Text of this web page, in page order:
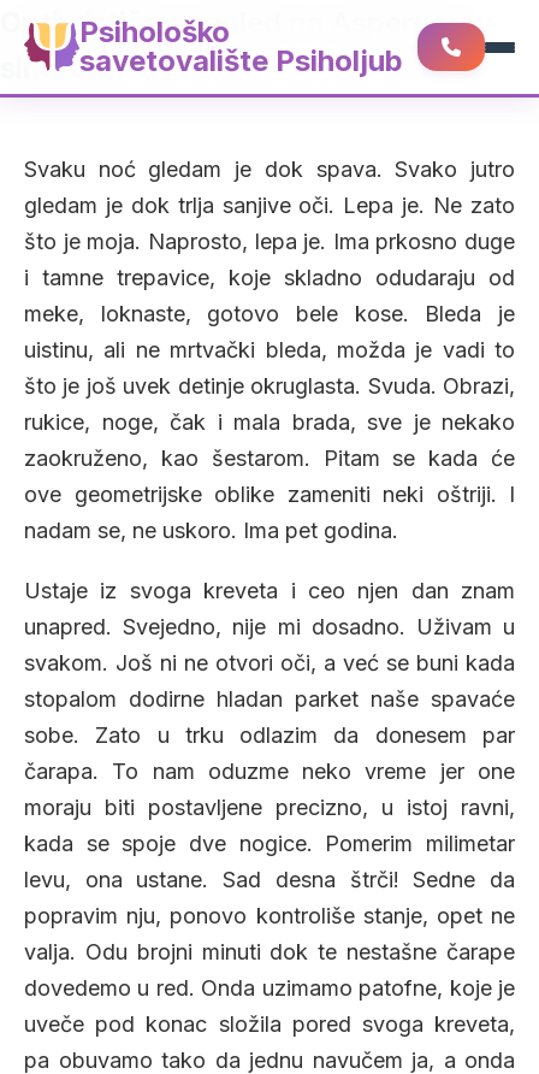
Psihološko
savetovalište Psiholjub
Optimističan pogled na Aspergerov
sindrom
Svaku noć gledam je dok spava. Svako jutro
gledam je dok trlja sanjive oči. Lepa je. Ne zato
što je moja. Naprosto, lepa je. Ima prkosno duge
i tamne trepavice, koje skladno odudaraju od
meke, loknaste, gotovo bele kose. Bleda je
uistinu, ali ne mrtvački bleda, možda je vadi to
što je još uvek detinje okruglasta. Svuda. Obrazi,
rukice, noge, čak i mala brada, sve je nekako
zaokruženo, kao šestarom. Pitam se kada će
ove geometrijske oblike zameniti neki oštriji. I
nadam se, ne uskoro. Ima pet godina.
Ustaje iz svoga kreveta i ceo njen dan znam
unapred. Svejedno, nije mi dosadno. Uživam u
svakom. Još ni ne otvori oči, a već se buni kada
stopalom dodirne hladan parket naše spavaće
sobe. Zato u trku odlazim da donesem par
čarapa. To nam oduzme neko vreme jer one
moraju biti postavljene precizno, u istoj ravni,
kada se spoje dve nogice. Pomerim milimetar
levu, ona ustane. Sad desna štrči! Sedne da
popravim nju, ponovo kontroliše stanje, opet ne
valja. Odu brojni minuti dok te nestašne čarape
dovedemo u red. Onda uzimamo patofne, koje je
uveče pod konac složila pored svoga kreveta,
pa obuvamo tako da jednu navučem ja, a onda